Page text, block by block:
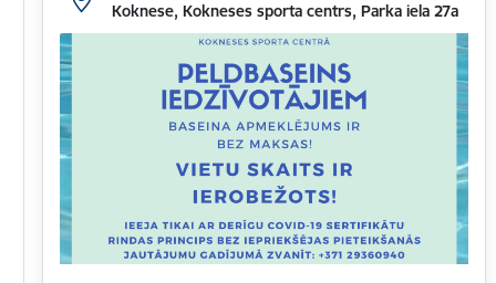
Koknese, Kokneses sporta centrs, Parka iela 27a